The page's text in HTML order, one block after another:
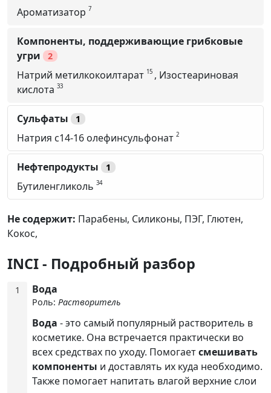
Ароматизатор 7
Компоненты, поддерживающие грибковые
угри
2
Натрий метилкокоилтарат 15 , Изостеариновая
кислота 33
Сульфаты 1
Натрия с14-16 олефинсульфонат 2
Нефтепродукты 1
Бутиленгликоль 34
Не содержит: Парабены, Силиконы, ПЭГ, Глютен,
Кокос,
INCI - Подробный разбор
1 Вода
Роль: Растворитель
Вода - это самый популярный растворитель в
косметике. Она встречается практически во
всех средствах по уходу. Помогаетсмешивать
компоненты и доставлять их куда необходимо.
Также помогает напитать влагой верхние слои